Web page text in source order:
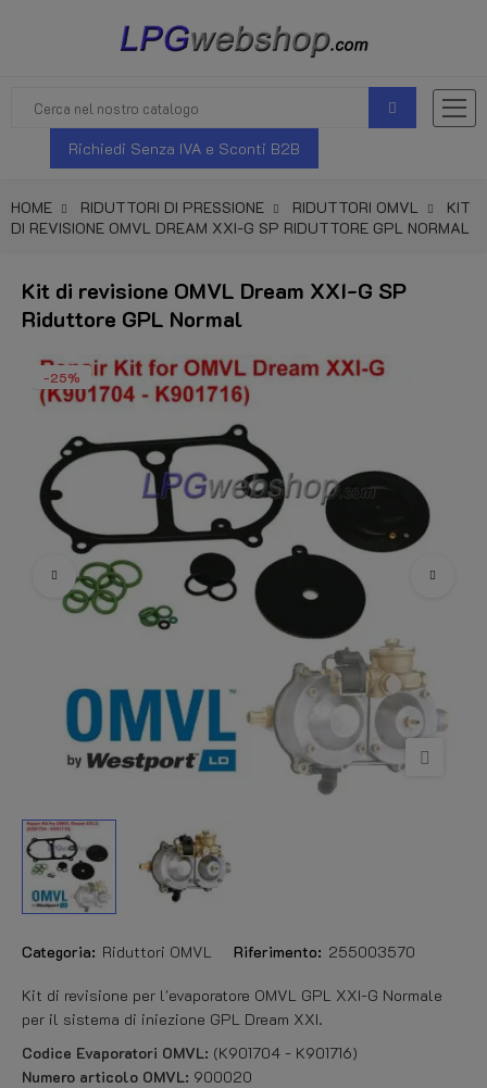
Richiedi Senza IVA e Sconti B2B
HOME RIDUTTORI DI PRESSIONE RIDUTTORI OMVL
KIT
DI REVISIONE OMVL DREAM XXI-G SP RIDUTTORE GPL NORMAL
Kit di revisione OMVL Dream XXI-G SP
Riduttore GPL Normal
-25%
Categoria: Riduttori OMVL Riferimento: 255003570
Kit di revisione per l'evaporatore OMVL GPL XXI-G Normale
per il sistema di iniezione GPL Dream XXI.
Codice Evaporatori OMVL: (K901704 - K901716)
Numero articolo OMVL: 900020